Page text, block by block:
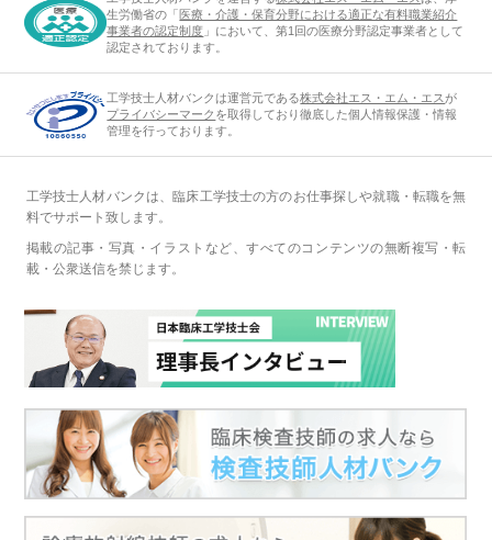
生労働省の「 医療・介護・保育分野における適正な有料職業紹介
事業者の認定制度 」において、第1回の医療分野認定事業者として
認定されております。
工学技士人材バンクは運営元である株式会社エス・エム・エスが
プライバシーマーク を取得しており徹底した個人情報保護・情報
管理を行っております。
工学技士人材バンクは、臨床工学技士の方のお仕事探しや就職・転職を無
料でサポート致します。
掲載の記事・写真・イラストなど、すべてのコンテンツの無断複写・転
載・公衆送信を禁じます。